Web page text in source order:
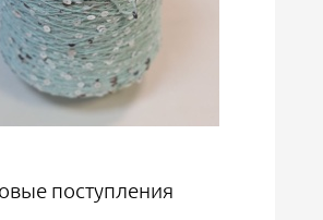
поступления